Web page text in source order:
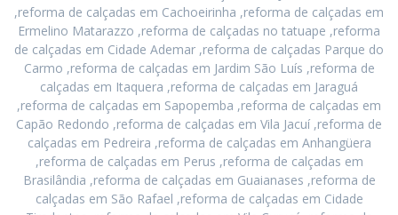
,reforma de calçadas em Cachoeirinha ,reforma de calçadas em
Ermelino Matarazzo ,reforma de calçadas no tatuape ,reforma
de calçadas em Cidade Ademar ,reforma de calçadas Parque do
Carmo ,reforma de calçadas em Jardim São Luís ,reforma de
calçadas em Itaquera ,reforma de calçadas em Jaraguá
,reforma de calçadas em Sapopemba ,reforma de calçadas em
Capão Redondo ,reforma de calçadas em Vila Jacuí ,reforma de
calçadas em Pedreira ,reforma de calçadas em Anhangüera
,reforma de calçadas em Perus ,reforma de calçadas em
Brasilândia ,reforma de calçadas em Guaianases ,reforma de
calçadas em São Rafael ,reforma de calçadas em Cidade